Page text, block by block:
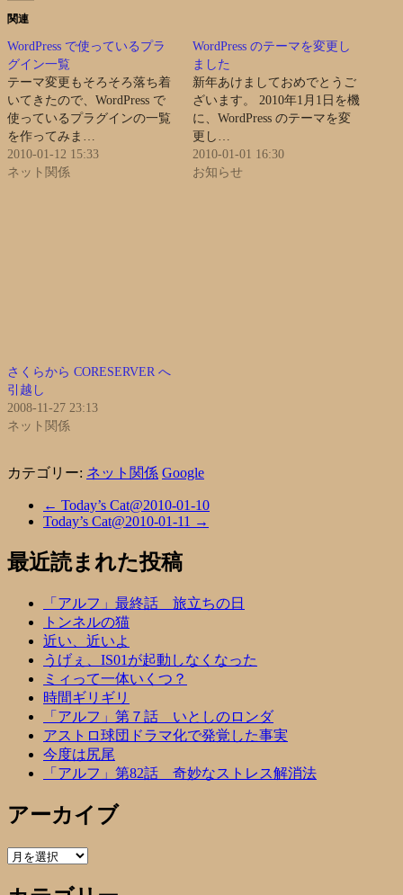
関連
WordPress で使っているプラ
グイン一覧
テーマ変更もそろそろ落ち着
いてきたので、WordPress で
使っているプラグインの一覧
を作ってみま…
2010-01-12 15:33
ネット関係
WordPress のテーマを変更し
ました
新年あけましておめでとうご
ざいます。 2010年1月1日を機
に、WordPress のテーマを変
更し…
2010-01-01 16:30
お知らせ
さくらから CORESERVER へ
引越し
2008-11-27 23:13
ネット関係
カテゴリー: ネット関係 Google
← Today’s Cat@2010-01-10
Today’s Cat@2010-01-11 →
最近読まれた投稿
「アルフ」最終話 旅立ちの日
トンネルの猫
近い、近いよ
うげぇ、IS01が起動しなくなった
ミィって一体いくつ？
時間ギリギリ
「アルフ」第７話 いとしのロンダ
アストロ球団ドラマ化で発覚した事実
今度は尻尾
「アルフ」第82話 奇妙なストレス解消法
アーカイブ
ア